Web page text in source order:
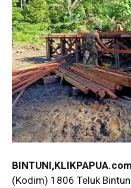
BINTUNI,KLIKPAPUA.com
(Kodim) 1806 Teluk